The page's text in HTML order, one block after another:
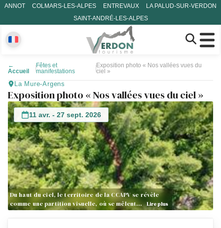
ANNOT COLMARS-LES-ALPES ENTREVAUX
LA PALUD-SUR-VERDON
SAINT-ANDRÉ-LES-ALPES
←
Accueil
Fêtes et
manifestations
Exposition photo « Nos vallées vues du
ciel »
La Mure-Argens
Exposition photo « Nos vallées vues du ciel »
11 avr. - 27 sept. 2026
Du haut du ciel, le territoire de la CCAPV se révèle
comme une partition visuelle, où se mêlent… Lire plus